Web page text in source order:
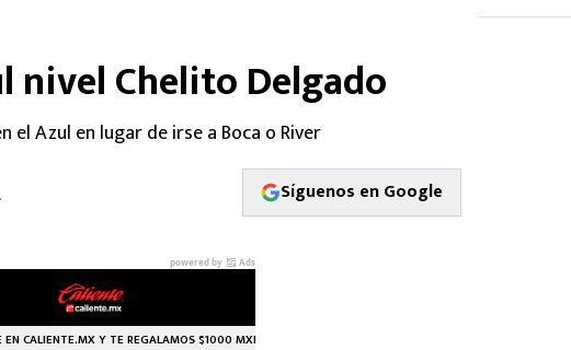
Ochoa
Álvarez
Huescas
Sergio Ramos
Giorgos Giakoumakis
André Jardine
NBA
Más deportes
nivel Chelito Delgado
el Azul en lugar de irse a Boca o River
Síguenos en Google